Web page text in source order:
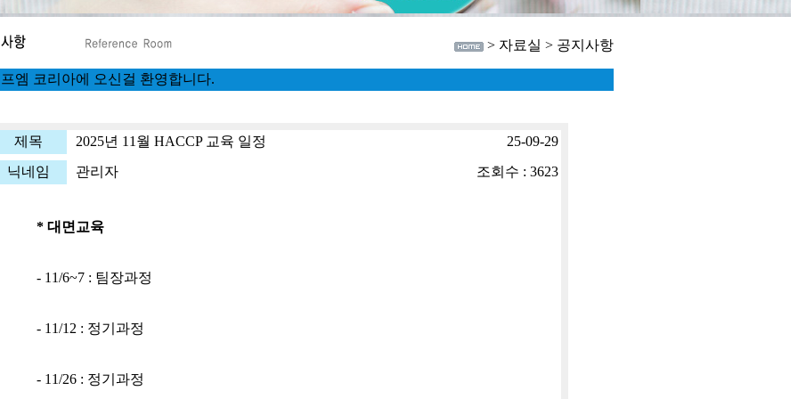
> 자료실 > 공지사항
엠 코리아에 오신걸 환영합니다.
제목 2025년 11월 HACCP 교육 일정
25-09-29
닉네임
관리자 조회수 : 3623
* 대면교육
- 11/6~7 : 팀장과정
- 11/12 : 정기과정
- 11/26 : 정기과정